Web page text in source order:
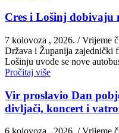
Cres i Lošinj dobivaju
7 kolovoza , 2026. / Vrijeme
Država i Županija zajednički
Lošinju uvode se nove
Pročitaj više
Vir proslavio Dan
divljači, koncert i